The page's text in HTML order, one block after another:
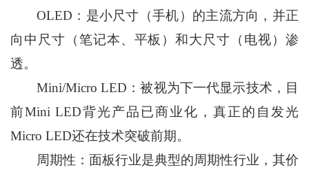
OLED：是小尺寸（手机）的主流方向，并正
向中尺寸（笔记本、平板）和大尺寸（电视）渗
透。
Mini/Micro LED：被视为下一代显示技术，目
前Mini LED背光产品已商业化，真正的自发光
Micro LED还在技术突破前期。
周期性：面板行业是典型的周期性行业，其价